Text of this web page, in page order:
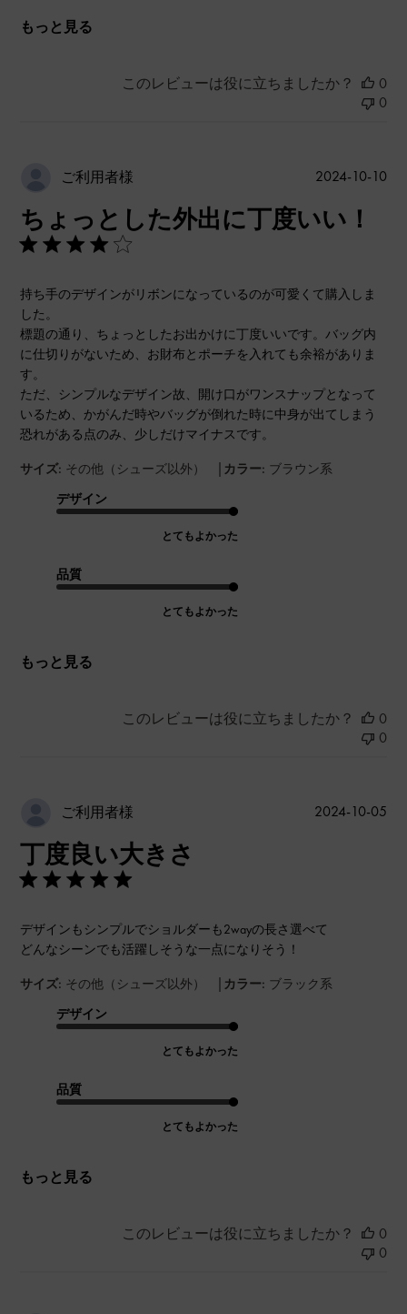
もっと見る
このレビューは役に立ちましたか？
0
0
ご利用者様
ちょっとした外出に丁度いい！
持ち手のデザインがリボンになっているのが可愛くて購入しま
した。
標題の通り、ちょっとしたお出かけに丁度いいです。バッグ内
に仕切りがないため、お財布とポーチを入れても余裕がありま
す。
ただ、シンプルなデザイン故、開け口がワンスナップとなって
いるため、かがんだ時やバッグが倒れた時に中身が出てしまう
恐れがある点のみ、少しだけマイナスです。
サイズ: その他（シューズ以外） | カラー: ブラウン系
デザイン
とてもよかった
品質
とてもよかった
もっと見る
公
2024-10-10
このレビューは役に立ちましたか？
0
0
ご利用者様
丁度良い大きさ
デザインもシンプルでショルダーも2wayの長さ選べて
どんなシーンでも活躍しそうな一点になりそう！
サイズ: その他（シューズ以外） | カラー: ブラック系
デザイン
とてもよかった
品質
とてもよかった
もっと見る
公
2024-10-05
このレビューは役に立ちましたか？
0
0